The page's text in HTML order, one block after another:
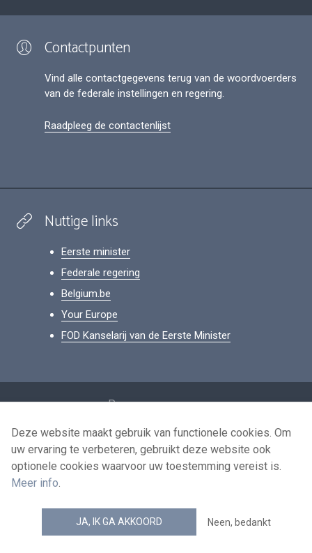
Contactpunten
Vind alle contactgegevens terug van de woordvoerders
van de federale instellingen en regering.
Raadpleeg de contactenlijst
Nuttige links
Eerste minister
Federale regering
Belgium.be
Your Europe
FOD Kanselarij van de Eerste Minister
Persoonsgegevens
Voorwaarden voor het hergebruik
Contacteer ons
news.belgium RSS feed
© 2026 - news.belgium.be
Deze website maakt gebruik van functionele cookies. Om
uw ervaring te verbeteren, gebruikt deze website ook
optionele cookies waarvoor uw toestemming vereist is.
Meer info.
JA, IK GA AKKOORD Neen, bedankt